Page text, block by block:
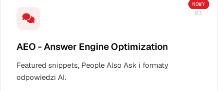
NOWY
03
AEO - Answer Engine Optimization
Featured snippets, People Also Ask i formaty
odpowiedzi AI.